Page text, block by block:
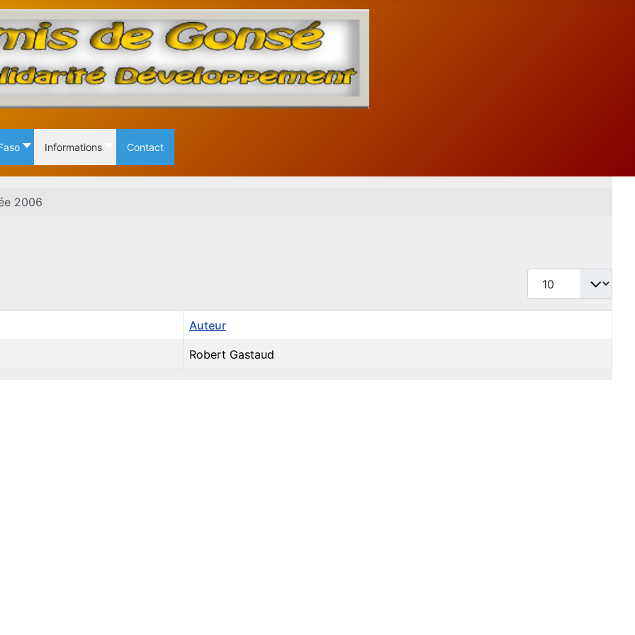
Informations Contact
2006
Afficher #
Auteur
Robert Gastaud